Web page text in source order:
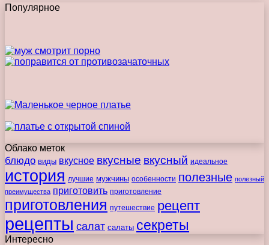
Популярное
Облако меток
блюдо виды вкусное вкусные вкусный идеальное
история лучшие мужчины особенности полезные полезный
преимущества приготовить приготовление
приготовления путешествие рецепт
рецепты салат салаты секреты
Интересно